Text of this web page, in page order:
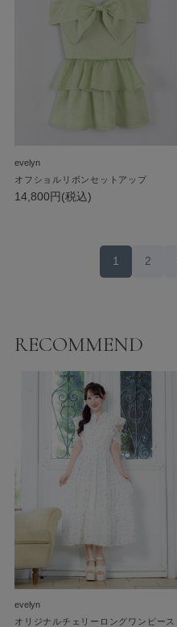
evelyn
オフショルリボンセットアップ
14,800円(税込)
1 2
RECOMMEND
evelyn
オリジナルチェリーロングワンピース